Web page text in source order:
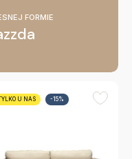
FORMIE
U NAS -15%